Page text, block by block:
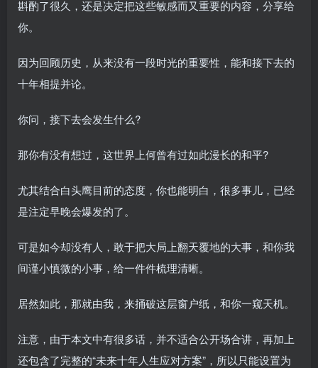
斟酌了很久，还是决定把这些敏感而又重要的内容，分享给
你。
因为回顾历史，从来没有一段时光的重要性，能和接下去的
十年相提并论。
你问，接下去会发生什么?
那你有没有想过，这世界上何曾有过如此漫长的和平?
尤其结合白头鹰目前的态度，你也能明白，很多事儿，已经
是注定早晚会爆发的了。
可是如今却没有人，敢于把大局上翻天覆地的大事，和你我
间谨小慎微的小事，给一件件梳理清晰。
居然如此，那就由我，来捅破这层窗户纸，和你一窥天机。
注意，由于本文中有很多话，并不适合公开场合讲，再加上
还包含了完整的“未来十年人生应对方案”，所以只能设置为